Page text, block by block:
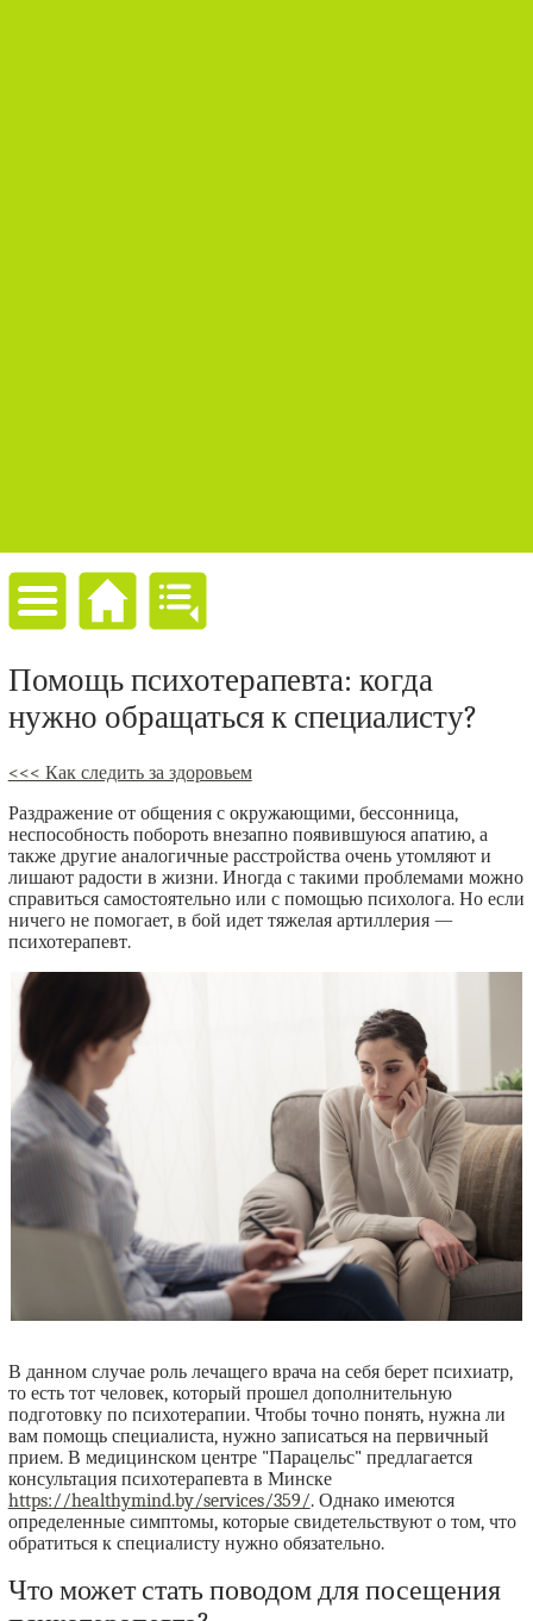
Помощь психотерапевта: когда
нужно обращаться к специалисту?
<<< Как следить за здоровьем
Раздражение от общения с окружающими, бессонница,
неспособность побороть внезапно появившуюся апатию, а
также другие аналогичные расстройства очень утомляют и
лишают радости в жизни. Иногда с такими проблемами можно
справиться самостоятельно или с помощью психолога. Но если
ничего не помогает, в бой идет тяжелая артиллерия —
психотерапевт.
В данном случае роль лечащего врача на себя берет психиатр,
то есть тот человек, который прошел дополнительную
подготовку по психотерапии. Чтобы точно понять, нужна ли
вам помощь специалиста, нужно записаться на первичный
прием. В медицинском центре "Парацельс" предлагается
консультация психотерапевта в Минске
https://healthymind.by/services/359/. Однако имеются
определенные симптомы, которые свидетельствуют о том, что
обратиться к специалисту нужно обязательно.
Что может стать поводом для посещения